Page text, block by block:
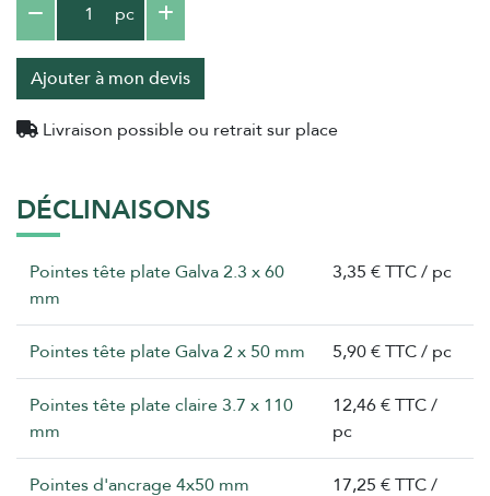
DÉCLINAISONS
Pointes tête plate Galva 2.3 x 60
mm
3,35 € TTC / pc
Pointes tête plate Galva 2 x 50 mm 5,90 € TTC / pc
Pointes tête plate claire 3.7 x 110
mm
12,46 € TTC /
pc
Pointes d'ancrage 4x50 mm
17,25 € TTC /
pc
Ajouter à mon devis
Livraison possible ou retrait sur place